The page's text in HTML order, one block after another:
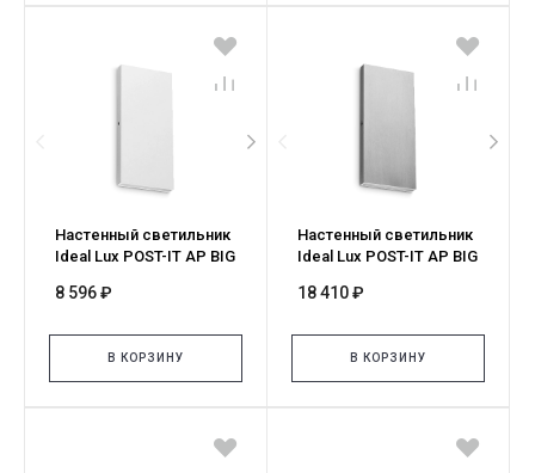
Настенный светильник
Ideal Lux POST-IT AP BIG
8 596 ₽
В КОРЗИНУ
Настенный светильник
Ideal Lux POST-IT AP BIG
18 410 ₽
В КОРЗИНУ